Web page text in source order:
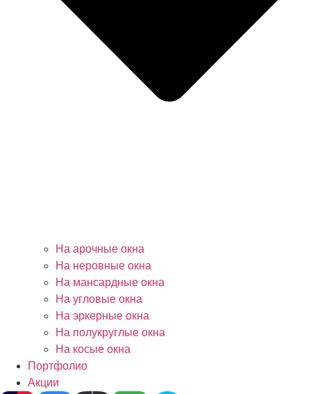
На арочные окна
На неровные окна
На мансардные окна
На угловые окна
На эркерные окна
На полукруглые окна
На косые окна
Портфолио
Акции